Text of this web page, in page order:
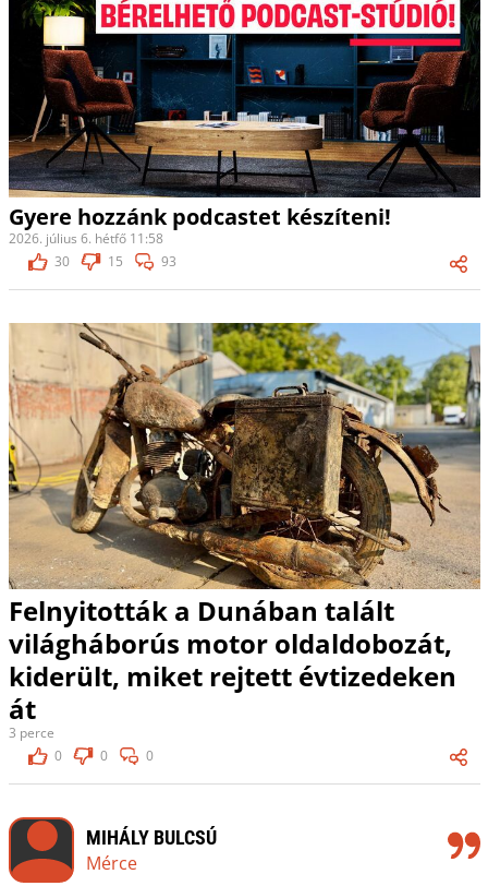
Gyere hozzánk podcastet készíteni!
2026. július 6. hétfő 11:58
30
15 93
Felnyitották a Dunában talált
világháborús motor oldaldobozát,
kiderült, miket rejtett évtizedeken
át
3 perce
0
0 0
MIHÁLY BULCSÚ
Mérce